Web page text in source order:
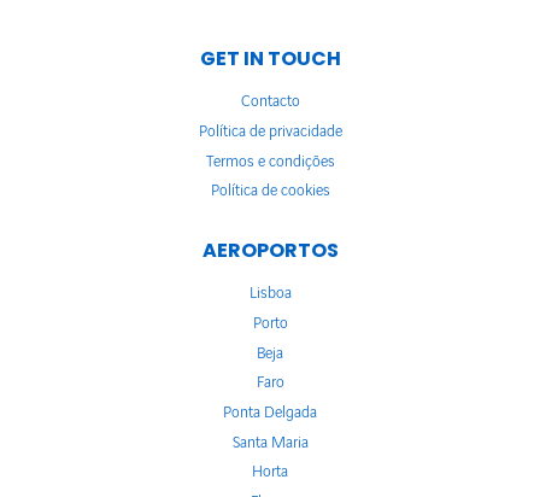
GET IN TOUCH
Contacto
Política de privacidade
Termos e condições
Política de cookies
AEROPORTOS
Lisboa
Porto
Beja
Faro
Ponta Delgada
Santa Maria
Horta